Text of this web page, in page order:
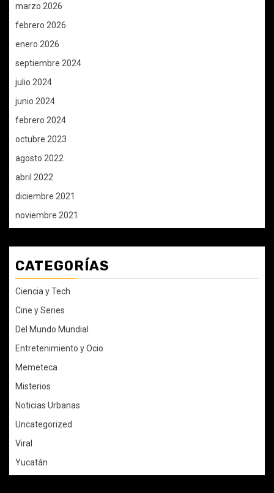
marzo 2026
febrero 2026
enero 2026
septiembre 2024
julio 2024
junio 2024
febrero 2024
octubre 2023
agosto 2022
abril 2022
diciembre 2021
noviembre 2021
CATEGORÍAS
Ciencia y Tech
Cine y Series
Del Mundo Mundial
Entretenimiento y Ocio
Memeteca
Misterios
Noticias Urbanas
Uncategorized
Viral
Yucatán